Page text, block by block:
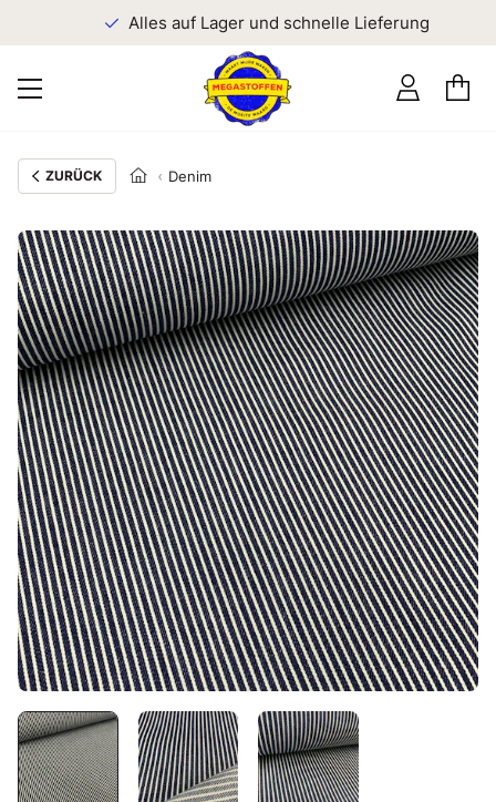
Alles auf Lager und schnelle Lieferung
ZURÜCK Denim